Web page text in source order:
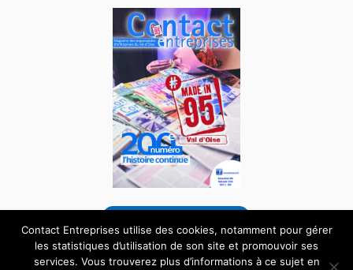
Tous droits réservés – Site internet réalisé par
Contact Entreprises utilise des cookies, notamment pour gérer
les statistiques d’utilisation de son site et promouvoir ses
services. Vous trouverez plus d’informations à ce sujet en